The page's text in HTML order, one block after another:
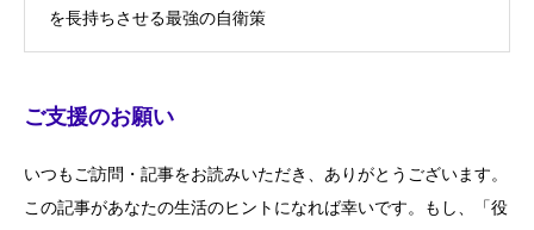
を長持ちさせる最強の自衛策
ご支援のお願い
いつもご訪問・記事をお読みいただき、ありがとうございます。
この記事があなたの生活のヒントになれば幸いです。もし、「役